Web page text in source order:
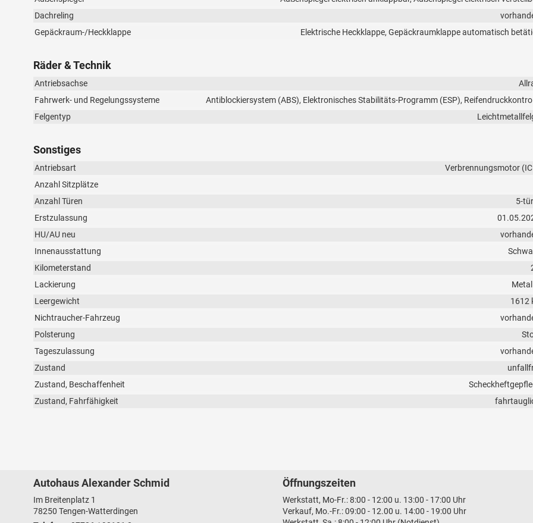
Dachreling
Gepäckraum-/Heckklappe
Elektrische Heckklappe, Gepäckraumklappe automatisch
Räder & Technik
Antriebsachse
Fahrwerk- und Regelungssysteme
Antiblockiersystem (ABS), Elektronisches Stabilitäts-Programm (ESP),
Felgentyp
Sonstiges
Antriebsart
Verbrennungsmotor
Anzahl Sitzplätze
Anzahl Türen
5-
Erstzulassung
HU/AU neu
Innenausstattung
Kilometerstand
Lackierung
Leergewicht
1612
Nichtraucher-Fahrzeug
Polsterung
Tageszulassung
Zustand
Zustand, Beschaffenheit
Zustand, Fahrfähigkeit
Autohaus Alexander Schmid
Im Breitenplatz 1
78250 Tengen-Watterdingen
Öffnungszeiten
Werkstatt, Mo-Fr.: 8:00 - 12:00 u. 13:00 - 17:00 Uhr
Verkauf, Mo.-Fr.: 09:00 - 12.00 u. 14:00 - 19:00 Uhr